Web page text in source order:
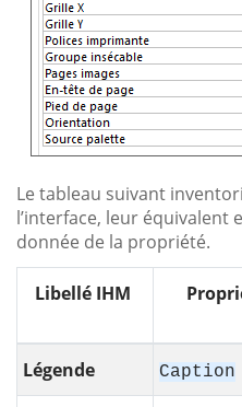
Le tableau suivant
l’interface, leur équivalent
donnée de la propriété.
Libellé IHM
Légende Caption